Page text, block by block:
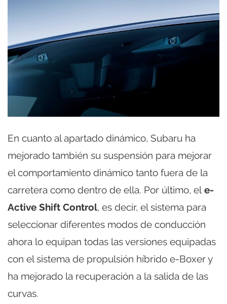
En cuanto al apartado dinámico, Subaru ha
mejorado también su suspensión para mejorar
el comportamiento dinámico tanto fuera de la
carretera como dentro de ella. Por último, el e-
Active Shift Control, es decir, el sistema para
seleccionar diferentes modos de conducción
ahora lo equipan todas las versiones equipadas
con el sistema de propulsión híbrido e-Boxer y
ha mejorado la recuperación a la salida de las
curvas.